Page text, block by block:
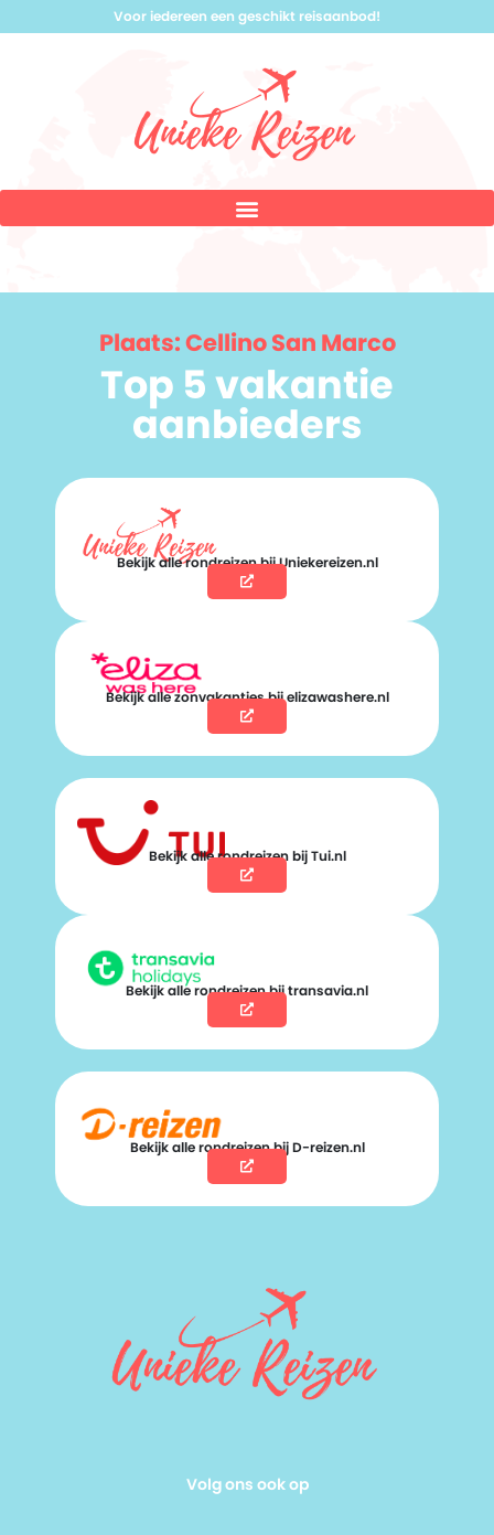
Voor iedereen een geschikt reisaanbod!
Plaats: Cellino San Marco
Top 5 vakantie
aanbieders
Bekijk alle rondreizen bij Uniekereizen.nl
Bekijk alle zonvakanties bij elizawashere.nl
Bekijk alle rondreizen bij Tui.nl
Bekijk alle rondreizen bij transavia.nl
Bekijk alle rondreizen bij D-reizen.nl
Volg ons ook op